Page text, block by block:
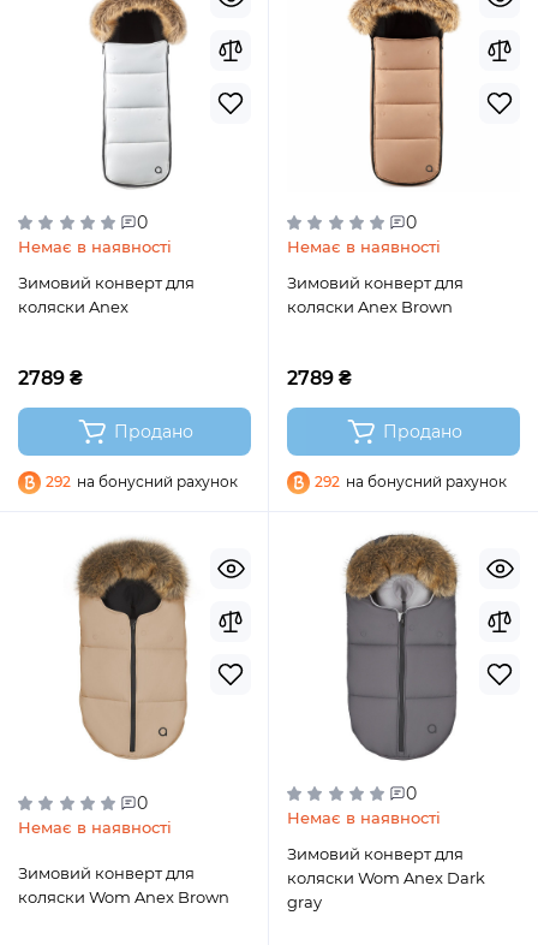
0
Немає в наявності
Зимовий конверт для
коляски Anex
2789 ₴
Продано
292 на бонусний рахунок
0
Немає в наявності
Зимовий конверт для
коляски Anex Brown
2789 ₴
Продано
292 на бонусний рахунок
0
Немає в наявності
Зимовий конверт для
коляски Wom Anex Brown
0
Немає в наявності
Зимовий конверт для
коляски Wom Anex Dark
gray